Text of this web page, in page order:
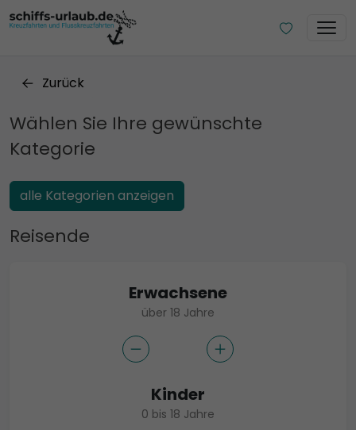
Zurück
Wählen Sie Ihre gewünschte
Kategorie
alle Kategorien anzeigen
Reisende
Erwachsene
über 18 Jahre
Kinder
0 bis 18 Jahre